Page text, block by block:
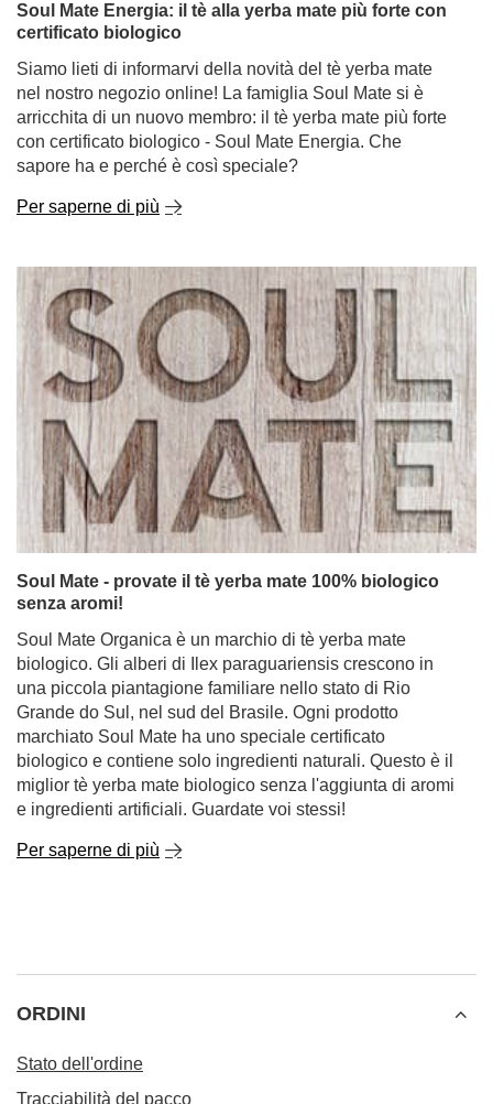
Soul Mate Energia: il tè alla yerba mate più forte con
certificato biologico
Siamo lieti di informarvi della novità del tè yerba mate
nel nostro negozio online! La famiglia Soul Mate si è
arricchita di un nuovo membro: il tè yerba mate più forte
con certificato biologico - Soul Mate Energia. Che
sapore ha e perché è così speciale?
Per saperne di più
Soul Mate - provate il tè yerba mate 100% biologico
senza aromi!
Soul Mate Organica è un marchio di tè yerba mate
biologico. Gli alberi di Ilex paraguariensis crescono in
una piccola piantagione familiare nello stato di Rio
Grande do Sul, nel sud del Brasile. Ogni prodotto
marchiato Soul Mate ha uno speciale certificato
biologico e contiene solo ingredienti naturali. Questo è il
miglior tè yerba mate biologico senza l'aggiunta di aromi
e ingredienti artificiali. Guardate voi stessi!
Per saperne di più
ORDINI
Stato dell'ordine
Tracciabilità del pacco